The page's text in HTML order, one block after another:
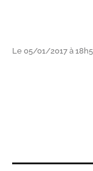
Le 05/01/2017 à